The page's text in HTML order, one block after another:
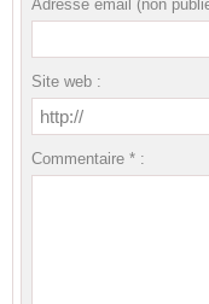
Adresse email (non
Site web :
Commentaire * :